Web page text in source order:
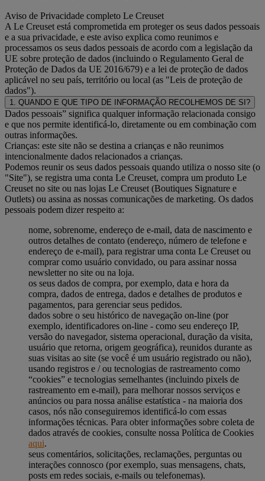
Aviso de Privacidade completo Le Creuset
A Le Creuset está comprometida em proteger os seus dados pessoais
e a sua privacidade, e este aviso explica como reunimos e
processamos os seus dados pessoais de acordo com a legislação da
UE sobre proteção de dados (incluindo o Regulamento Geral de
Proteção de Dados da UE 2016/679) e a lei de proteção de dados
aplicável no seu país, território ou local (as "Leis de proteção de
dados").
1. QUANDO E QUE TIPO DE INFORMAÇÃO RECOLHEMOS DE SI?
Dados pessoais” significa qualquer informação relacionada consigo
e que nos permite identificá-lo, diretamente ou em combinação com
outras informações.
Crianças: este site não se destina a crianças e não reunimos
intencionalmente dados relacionados a crianças.
Podemos reunir os seus dados pessoais quando utiliza o nosso site (o
"Site"), se registra uma conta Le Creuset, compra um produto Le
Creuset no site ou nas lojas Le Creuset (Boutiques Signature e
Outlets) ou assina as nossas comunicações de marketing. Os dados
pessoais podem dizer respeito a:
nome, sobrenome, endereço de e-mail, data de nascimento e
outros detalhes de contato (endereço, número de telefone e
endereço de e-mail), para registrar uma conta Le Creuset ou
comprar como usuário convidado, ou para assinar nossa
newsletter no site ou na loja.
os seus dados de compra, por exemplo, data e hora da
compra, dados de entrega, dados e detalhes de produtos e
pagamentos, para gerenciar seus pedidos.
dados sobre o seu histórico de navegação on-line (por
exemplo, identificadores on-line - como seu endereço IP,
versão do navegador, sistema operacional, duração da visita,
usuário que retorna, origem geográfica), reunidos durante as
suas visitas ao site (se você é um usuário registrado ou não),
usando registros e / ou tecnologias de rastreamento como
“cookies” e tecnologias semelhantes (incluindo pixels de
rastreamento em e-mail), para melhorar nossos serviços e
anúncios ou para nossa análise estatística - na maioria dos
casos, nós não conseguiremos identificá-lo com essas
informações técnicas. Para obter informações sobre coleta de
dados através de cookies, consulte nossa Política de Cookies
aqui.
seus comentários, solicitações, reclamações, perguntas ou
interações connosco (por exemplo, suas mensagens, chats,
posts em redes sociais, e-mails ou telefonemas).